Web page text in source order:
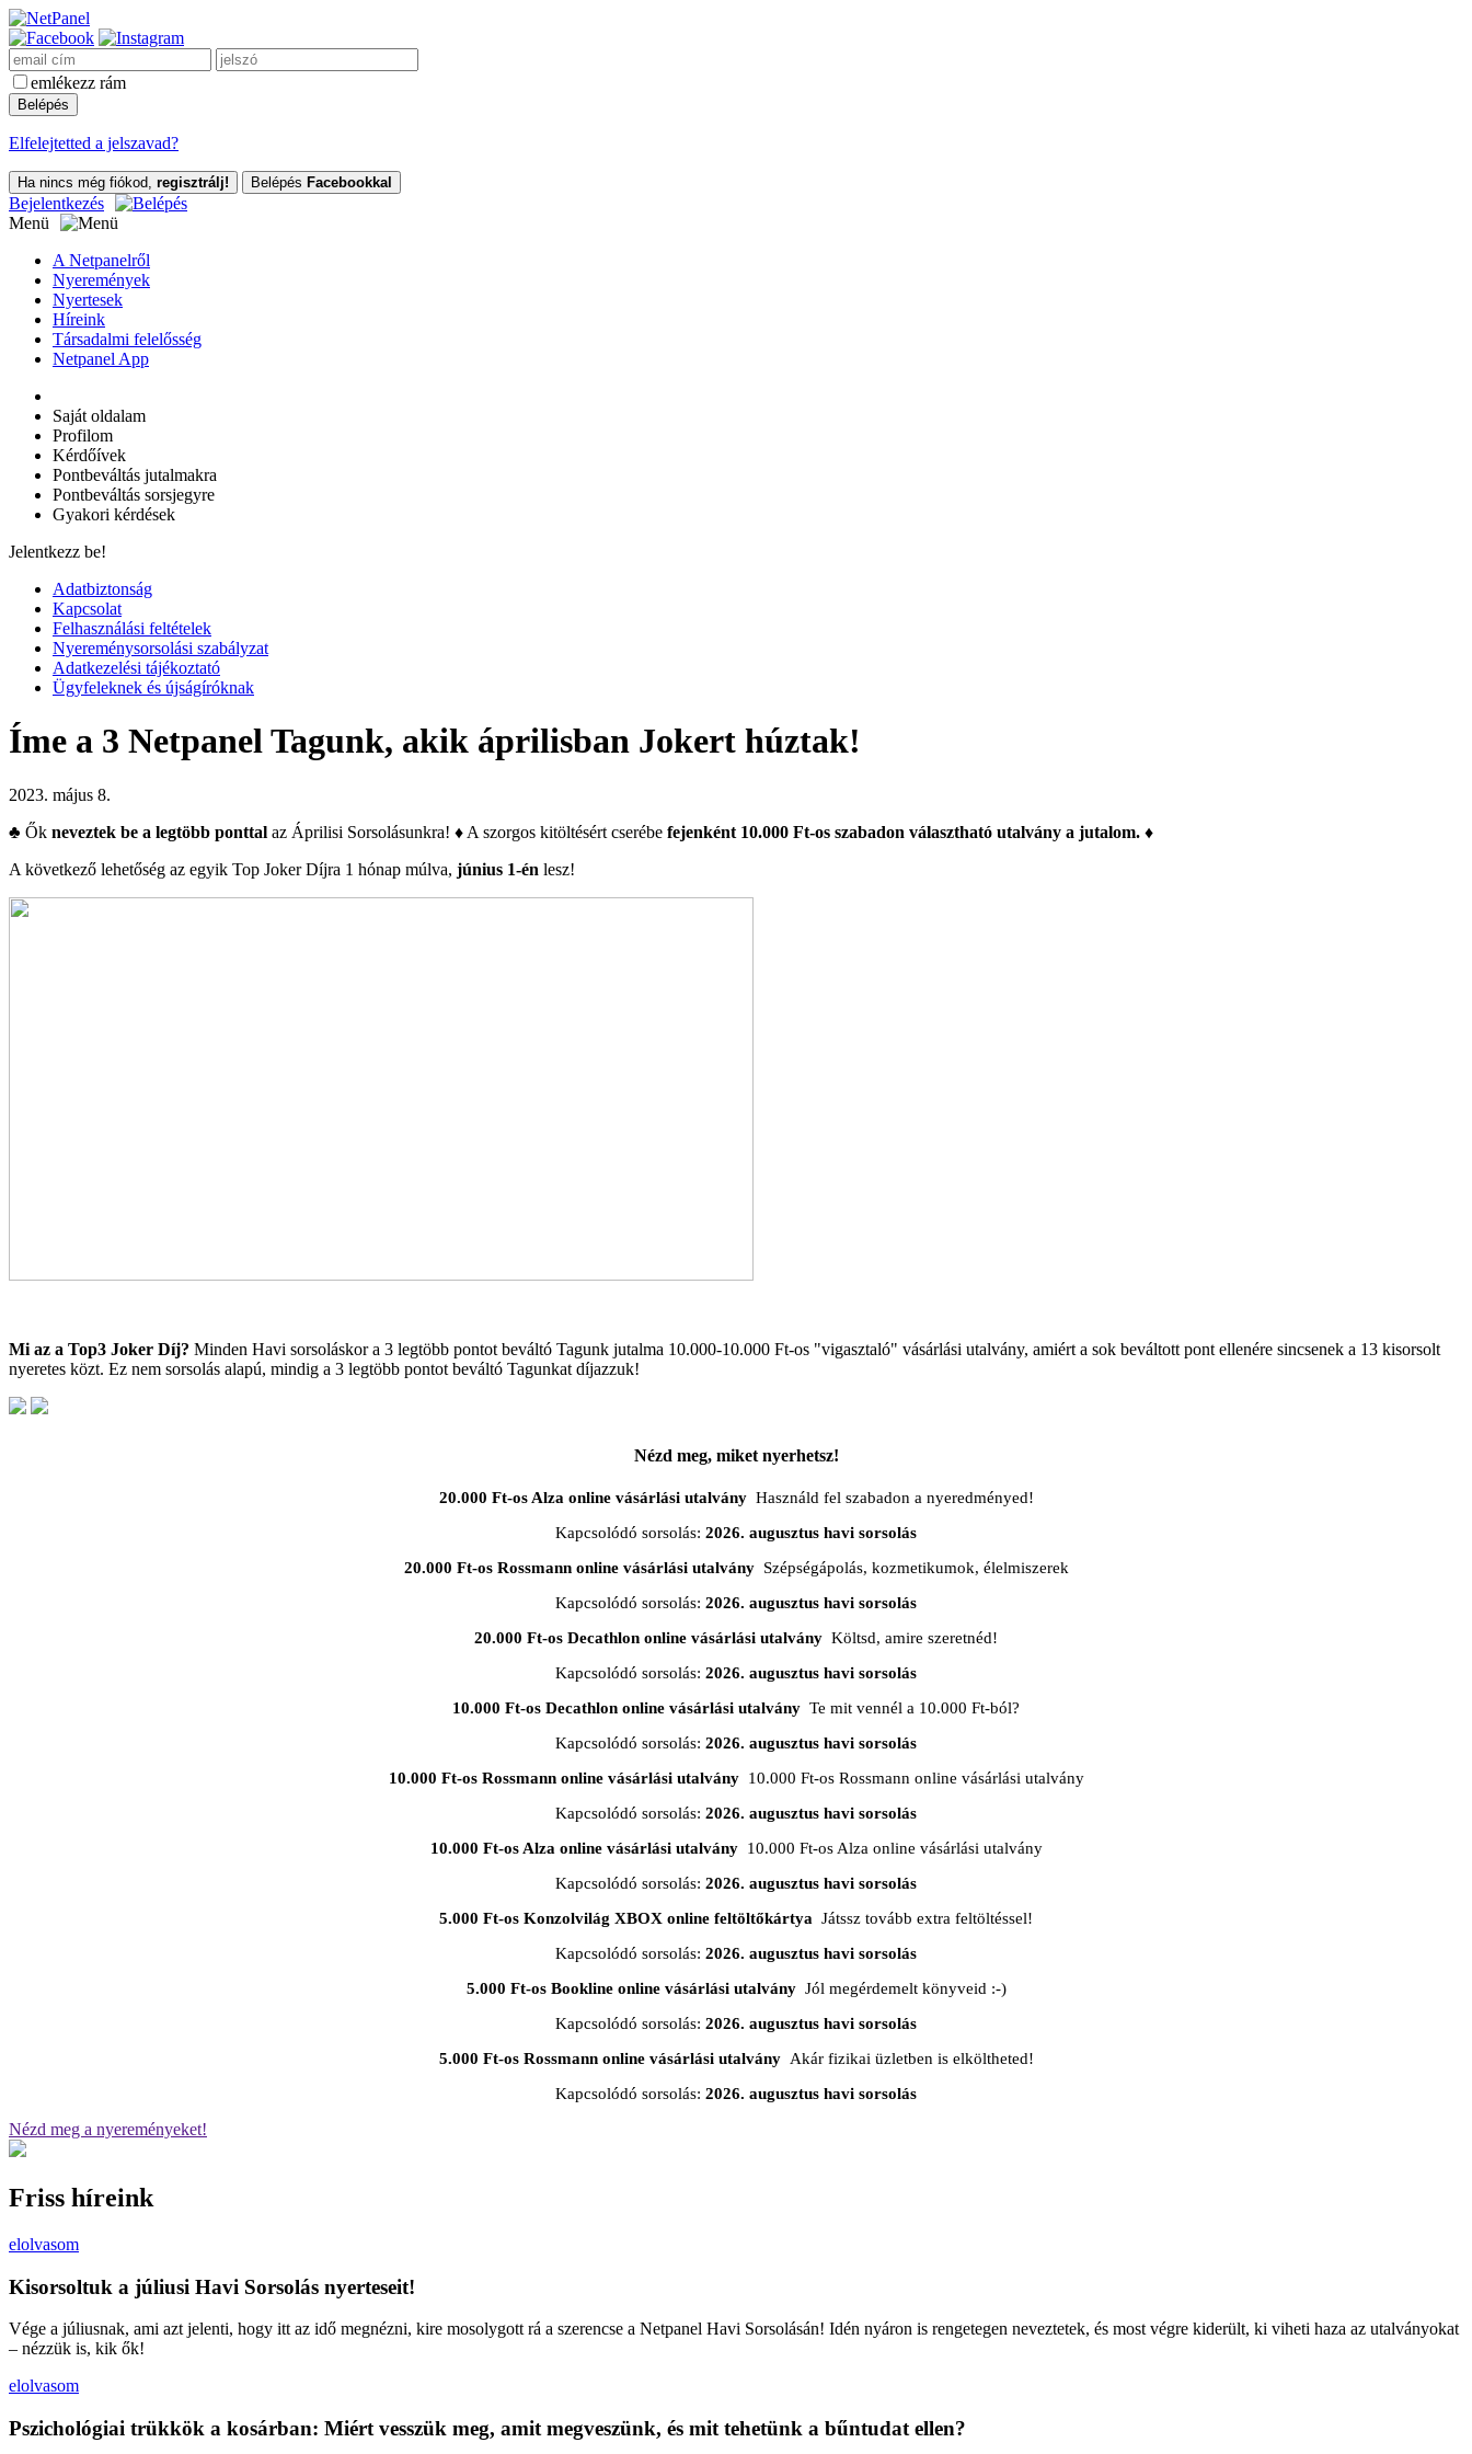
emlékezz rám
Elfelejtetted a jelszavad?
Ha nincs még fiókod, regisztrálj! Belépés Facebookkal
Bejelentkezés
Menü
A Netpanelről
Nyeremények
Nyertesek
Híreink
Társadalmi felelősség
Netpanel App
Saját oldalam
Profilom
Kérdőívek
Pontbeváltás jutalmakra
Pontbeváltás sorsjegyre
Gyakori kérdések
Jelentkezz be!
Adatbiztonság
Kapcsolat
Felhasználási feltételek
Nyereménysorsolási szabályzat
Adatkezelési tájékoztató
Ügyfeleknek és újságíróknak
Íme a 3 Netpanel Tagunk, akik áprilisban Jokert húztak!
2023. május 8.
♣️ Ők neveztek be a legtöbb ponttal az Áprilisi Sorsolásunkra! ♦️ A szorgos kitöltésért cserébe fejenként 10.000 Ft-os szabadon választható utalvány a jutalom. ♦️
A következő lehetőség az egyik Top Joker Díjra 1 hónap múlva, június 1-én lesz!
Mi az a Top3 Joker Díj? Minden Havi sorsoláskor a 3 legtöbb pontot beváltó Tagunk jutalma 10.000-10.000 Ft-os "vigasztaló" vásárlási utalvány, amiért a sok beváltott pont ellenére sincsenek a 13 kisorsolt
nyeretes közt. Ez nem sorsolás alapú, mindig a 3 legtöbb pontot beváltó Tagunkat díjazzuk!
Nézd meg, miket nyerhetsz!
20.000 Ft-os Alza online vásárlási utalványHasználd fel szabadon a nyeredményed!
Kapcsolódó sorsolás: 2026. augusztus havi sorsolás
20.000 Ft-os Rossmann online vásárlási utalványSzépségápolás, kozmetikumok, élelmiszerek
Kapcsolódó sorsolás: 2026. augusztus havi sorsolás
20.000 Ft-os Decathlon online vásárlási utalvány Költsd, amire szeretnéd!
Kapcsolódó sorsolás: 2026. augusztus havi sorsolás
10.000 Ft-os Decathlon online vásárlási utalvány Te mit vennél a 10.000 Ft-ból?
Kapcsolódó sorsolás: 2026. augusztus havi sorsolás
10.000 Ft-os Rossmann online vásárlási utalvány10.000 Ft-os Rossmann online vásárlási utalvány
Kapcsolódó sorsolás: 2026. augusztus havi sorsolás
10.000 Ft-os Alza online vásárlási utalvány10.000 Ft-os Alza online vásárlási utalvány
Kapcsolódó sorsolás: 2026. augusztus havi sorsolás
5.000 Ft-os Konzolvilág XBOX online feltöltőkártya Játssz tovább extra feltöltéssel!
Kapcsolódó sorsolás: 2026. augusztus havi sorsolás
5.000 Ft-os Bookline online vásárlási utalványJól megérdemelt könyveid :-)
Kapcsolódó sorsolás: 2026. augusztus havi sorsolás
5.000 Ft-os Rossmann online vásárlási utalványAkár fizikai üzletben is elköltheted!
Kapcsolódó sorsolás: 2026. augusztus havi sorsolás
Nézd meg a nyereményeket!
Friss híreink
elolvasom
Kisorsoltuk a júliusi Havi Sorsolás nyerteseit!
Vége a júliusnak, ami azt jelenti, hogy itt az idő megnézni, kire mosolygott rá a szerencse a Netpanel Havi Sorsolásán! Idén nyáron is rengetegen neveztetek, és most végre kiderült, ki viheti haza az utalványokat
– nézzük is, kik ők!
elolvasom
Pszichológiai trükkök a kosárban: Miért vesszük meg, amit megveszünk, és mit tehetünk a bűntudat ellen?